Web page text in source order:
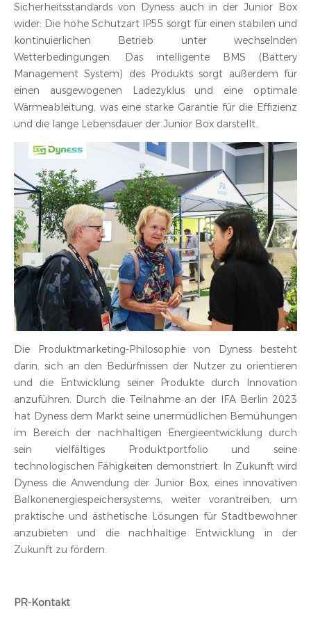
Sicherheitsstandards von Dyness auch in der Junior Box
wider: Die hohe Schutzart IP55 sorgt für einen stabilen und
kontinuierlichen Betrieb unter wechselnden
Wetterbedingungen. Das intelligente BMS (Battery
Management System) des Produkts sorgt außerdem für
einen ausgewogenen Ladezyklus und eine optimale
Wärmeableitung, was eine starke Garantie für die Effizienz
und die lange Lebensdauer der Junior Box darstellt.
Die Produktmarketing-Philosophie von Dyness besteht
darin, sich an den Bedürfnissen der Nutzer zu orientieren
und die Entwicklung seiner Produkte durch Innovation
anzuführen. Durch die Teilnahme an der IFA Berlin 2023
hat Dyness dem Markt seine unermüdlichen Bemühungen
im Bereich der nachhaltigen Energieentwicklung durch
sein vielfältiges Produktportfolio und seine
technologischen Fähigkeiten demonstriert. In Zukunft wird
Dyness die Anwendung der Junior Box, eines innovativen
Balkonenergiespeichersystems, weiter vorantreiben, um
praktische und ästhetische Lösungen für Stadtbewohner
anzubieten und die nachhaltige Entwicklung in der
Zukunft zu fördern.
PR-Kontakt